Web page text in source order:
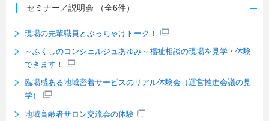
セミナー／説明会 （全6件）
現場の先輩職員とぶっちゃけトーク！
～ふくしのコンシェルジュあゆみ～福祉相談の現場を見学・体験
できます！
臨場感ある地域密着サービスのリアル体験会（運営推進会議の見
学）
地域高齢者サロン交流会の体験